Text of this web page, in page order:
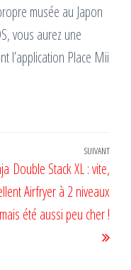
musée au Japon
vous aurez une
l’application Place Mii
SUIVANT
Double Stack XL : vite,
Airfryer à 2 niveaux
été aussi peu cher !